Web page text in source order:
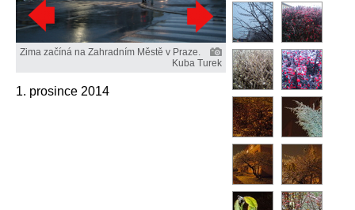
Zima začíná na Zahradním Městě v Praze.
Kuba Turek
1. prosince 2014